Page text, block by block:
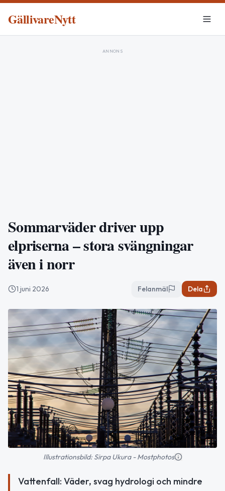
GällivareNytt
ANNONS
Sommarväder driver upp
elpriserna – stora svängningar
även i norr
1 juni 2026 Felanmäl Dela
Illustrationsbild: Sirpa Ukura - Mostphotos
Vattenfall: Väder, svag hydrologi och mindre